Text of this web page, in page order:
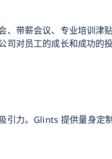
带薪会议、专业培训津
对员工的成长和成功的投
引力。Glints 提供量身定